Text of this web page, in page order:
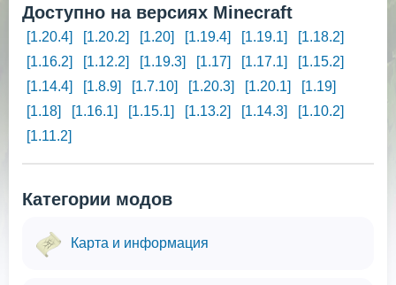
Доступно на версиях Minecraft
[1.20.4] [1.20.2] [1.20] [1.19.4] [1.19.1]
[1.18.2]
[1.16.2]
[1.12.2] [1.19.3] [1.17] [1.17.1]
[1.15.2]
[1.14.4]
[1.8.9] [1.7.10] [1.20.3] [1.20.1]
[1.19]
[1.18]
[1.16.1] [1.15.1] [1.13.2] [1.14.3]
[1.10.2]
[1.11.2]
Категории модов
Карта и информация